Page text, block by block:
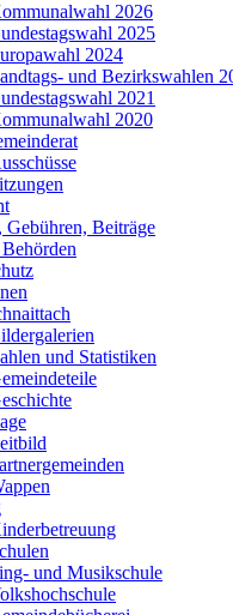
2026
2025
2024
und Bezirkswahlen
2021
2020
Gebühren, Beiträge
und Statistiken
und Musikschule